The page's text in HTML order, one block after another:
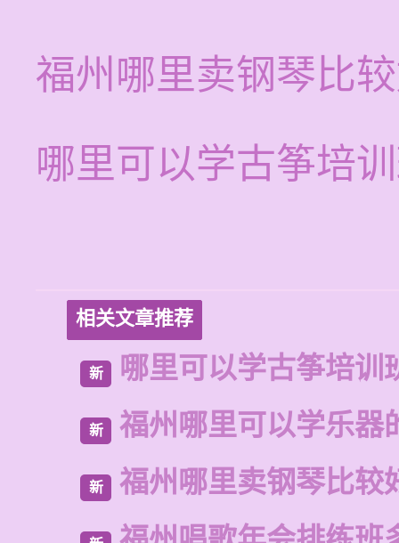
福州哪里卖钢琴比
哪里可以学古筝培
相关文章推荐
新 哪里可以学古筝培训
新 福州哪里可以学乐器
新 福州哪里卖钢琴比较